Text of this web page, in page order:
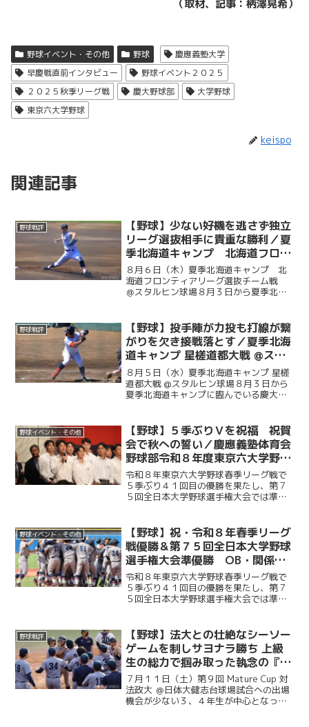
（取材、記事：柄澤晃希）
野球イベント・その他 野球
慶應義塾大学
早慶戦直前インタビュー
野球イベント２０２５
２０２５秋季リーグ戦
慶大野球部
大学野球
東京六大学野球
keispo
関連記事
野球戦評
【野球】少ない好機を逃さず独立
リーグ選抜相手に貴重な勝利／夏
季北海道キャンプ 北海道フロン
ティアリーグ選抜チーム戦 ＠ス
タルヒン球場
８月６日（木）夏季北海道キャンプ 北
海道フロンティアリーグ選抜チーム戦
＠スタルヒン球場８月３日から夏季北海
ティアリーグの選抜チームと試合を行っ
た。初回に今津慶介（総４...
野球戦評
【野球】投手陣が力投も打線が繋
がりを欠き接戦落とす／夏季北海
道キャンプ 星槎道都大戦 @スタ
ルヒン球場
８月５日（水）夏季北海道キャンプ 星槎
道都大戦 @スタルヒン球場８月３日から
夏季北海道キャンプに臨んでいる慶大。
（商４・慶應）が相手打線に得点を許
し、２点を追う展開に。そ...
野球イベント・その他
【野球】５季ぶりＶを祝福 祝賀
会で秋への誓い／慶應義塾体育会
野球部令和８年度東京六大学野球
春季リーグ戦優勝 祝賀会～前編
～
令和８年東京六大学野球春季リーグ戦で
５季ぶり４１回目の優勝を果たし、第７
５回全日本大学野球選手権大会では準優
人が集まり、選手たちの健闘をたたえ
た。前編では、堀井監督の挨...
野球イベント・その他
【野球】祝・令和８年春季リーグ
戦優勝＆第７５回全日本大学野球
選手権大会準優勝 OB・関係者
からのお祝いメッセージ
令和８年東京六大学野球春季リーグ戦で
５季ぶり４１回目の優勝を果たし、第７
５回全日本大学野球選手権大会では準優
の皆様から、現役選手たちへ温かい祝福
のメッセージをお寄せい...
野球戦評
【野球】法大との壮絶なシーソー
ゲームを制しサヨナラ勝ち 上級
生の総力で掴み取った執念の『一
勝』／第９回MatureCup・法大
戦
７月１１日（土）第９回 Mature Cup 対
法政大 ＠日体大健志台球場試合への出場
機会が少ない３、４年生が中心となって